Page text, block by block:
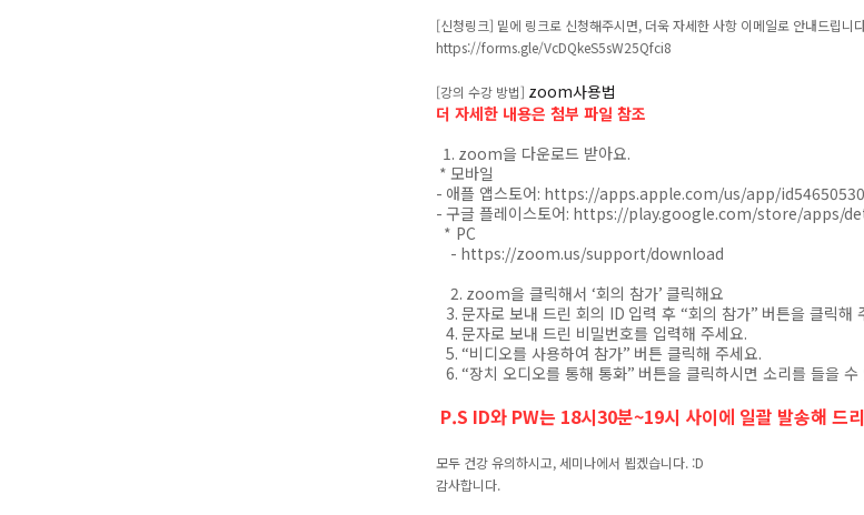
[신청링크] 밑에 링크로 신청해주시면, 더욱 자세한 사항 이메일로 안내드립니
https://forms.gle/VcDQkeS5sW25Qfci8
[강의 수강 방법] zoom사용법
더 자세한 내용은 첨부 파일 참조
1. zoom을 다운로드 받아요.
* 모바일
- 애플 앱스토어: https://apps.apple.com/us/app/
- 구글 플레이스토어: https://play.google.com/store/apps/
* PC
- https://zoom.us/support/download
2. zoom을 클릭해서‘회의 참가’클릭해요
3. 문자로 보내 드린 회의 ID 입력 후 “회의 참가” 버튼을 클릭해
4. 문자로 보내 드린 비밀번호를 입력해 주세요.
5. “비디오를 사용하여 참가” 버튼 클릭해 주세요.
6. “장치 오디오를 통해 통화” 버튼을 클릭하시면 소리를 들을 수
P.S ID와 PW는 18시30분~19시 사이에 일괄 발송해 드
모두 건강 유의하시고, 세미나에서 뵙겠습니다. :D
감사합니다.